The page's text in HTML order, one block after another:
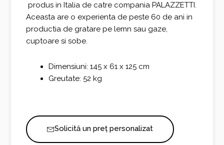
produs in Italia de catre compania PALAZZETTI.
Aceasta are o experienta de peste 60 de ani in
productia de gratare pe lemn sau gaze,
cuptoare si sobe.
Dimensiuni: 145 x 61 x 125 cm
Greutate: 52 kg
Solicită un preț personalizat